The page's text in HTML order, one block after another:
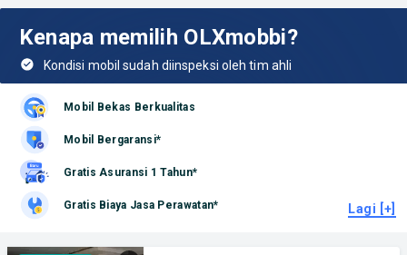
Kenapa memilih OLXmobbi?
Kondisi mobil sudah diinspeksi oleh tim ahli
Mobil Bekas Berkualitas
Mobil Bergaransi*
Gratis Asuransi 1 Tahun*
Gratis Biaya Jasa Perawatan* Lagi [+]